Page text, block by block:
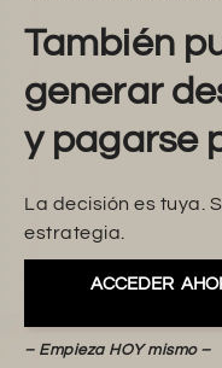
También
generar
y pagarse
La decisión es tuya.
estrategia.
ACCEDER
– Empieza HOY mismo –